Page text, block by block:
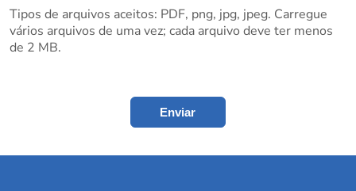
Tipos de arquivos aceitos: PDF, png, jpg, jpeg. Carregue
vários arquivos de uma vez; cada arquivo deve ter menos
de 2 MB.
Enviar